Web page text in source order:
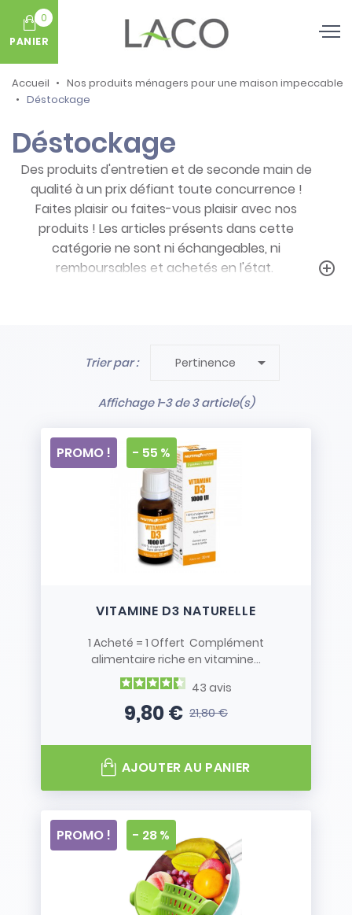
0
PANIER
Accueil
Nos produits ménagers pour une maison impeccable
Déstockage
Déstockage
Des produits d'entretien et de seconde main de
qualité à un prix défiant toute concurrence !
Faites plaisir ou faites-vous plaisir avec nos
produits ! Les articles présents dans cette
catégorie ne sont ni échangeables, ni
remboursables et achetés en l'état.
- Stock limité et non renouvelé
add_circle_outline
Trier par : Pertinence 
Affichage 1-3 de 3 article(s)
VITAMINE D3 NATURELLE
1 Acheté = 1 Offert Complément
alimentaire riche en vitamine...
43 avis
Prix
9,80 €Prix de base
21,80 €
PROMO ! - 55 %
AJOUTER AU PANIER
PROMO ! - 28 %